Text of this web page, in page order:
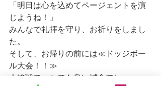
「明日は心を込めてページェントを演
じようね！」
みんなで礼拝を守り、お祈りをしまし
た。
そして、お帰りの前には≪ドッジボー
ル大会！！≫
大接戦で、とても良い試合でし